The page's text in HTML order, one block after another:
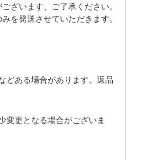
ざいます、ご了承ください。
を発送させていただきます。
どある場合があります。返品
変更となる場合がございま